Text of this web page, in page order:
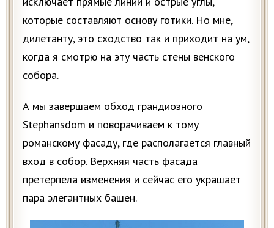
которые составляют основу готики. Но мне,
дилетанту, это сходство так и приходит на ум,
когда я смотрю на эту часть стены венского
собора.
А мы завершаем обход грандиозного
Stephansdom и поворачиваем к тому
романскому фасаду, где располагается главный
вход в собор. Верхняя часть фасада
претерпела изменения и сейчас его украшает
пара элегантных башен.